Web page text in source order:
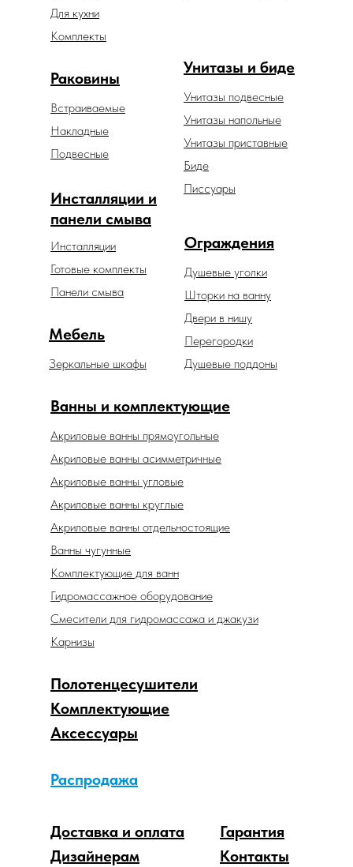
Унитазы и биде
Унитазы подвесные
Унитазы напольные
Унитазы приставные
Раковины
Встраиваемые
Накладные
Подвесные
Для кухни
Ванны и комплектующие
Акриловые ванны прямоугольные
Зеркальные шкафы
Мебель
Ограждения
Душевые уголки
Шторки на ванну
Двери в нишу
Перегородки
Аксессуары
Распродажа
Комплектующие
Дизайнерам
Доставка и оплата
Гарантия
Контакты
Биде
Душевые поддоны
Акриловые ванны отдельностоящие
Акриловые ванны асимметричные
Акриловые ванны угловые
Акриловые ванны круглые
Ванны чугунные
Комплектующие для ванн
Гидромассажное оборудование
Смесители для гидромассажа и джакузи
Карнизы
Полотенцесушители
Инсталляции и
панели смыва
Инсталляции
Готовые комплекты
Панели смыва
Комплекты
Писсуары